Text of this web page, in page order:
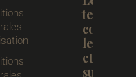
terpènes
les
et les
sur le